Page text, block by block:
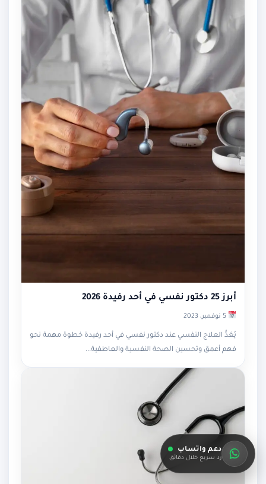
أبرز 25 دكتور نفسي في أحد رفيدة 2026
يُعَدُّ العلاج النفسي عند دكتور نفسي في أحد رفيدة خطوة مهمة نحو
فهم أعمق وتحسين الصحة النفسية والعاطفية...
دعم واتساب
رد سريع خلال دقائق